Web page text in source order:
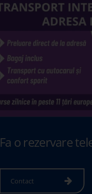
Fa o rezervare
Contact